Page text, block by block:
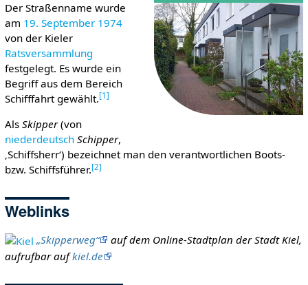
Der Straßenname wurde
am 19. September 1974
von der Kieler
Ratsversammlung
festgelegt. Es wurde ein
Begriff aus dem Bereich
Schifffahrt gewählt.[1 ]
Als Skipper(von
niederdeutsch Schipper,
‚Schiffsherr‘) bezeichnet man den verantwortlichen Boots-
bzw. Schiffsführer.[2]
Weblinks
„Skipperweg“
auf dem Online-Stadtplan der Stadt Kiel,
aufrufbar aufkiel.de